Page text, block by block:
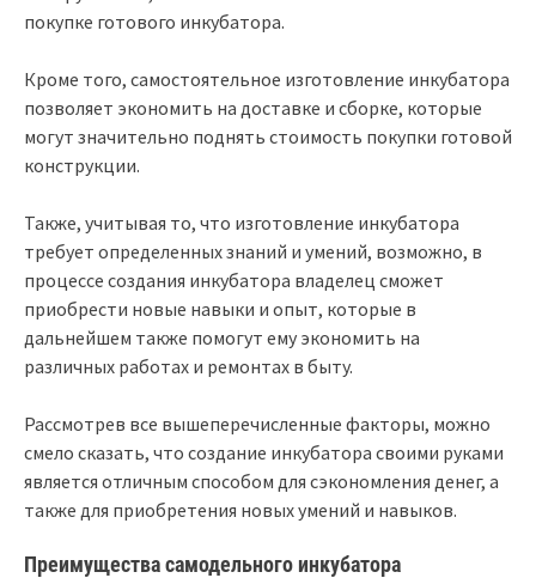
покупке готового инкубатора.
Кроме того, самостоятельное изготовление инкубатора
позволяет экономить на доставке и сборке, которые
могут значительно поднять стоимость покупки готовой
конструкции.
Также, учитывая то, что изготовление инкубатора
требует определенных знаний и умений, возможно, в
процессе создания инкубатора владелец сможет
приобрести новые навыки и опыт, которые в
дальнейшем также помогут ему экономить на
различных работах и ремонтах в быту.
Рассмотрев все вышеперечисленные факторы, можно
смело сказать, что создание инкубатора своими руками
является отличным способом для сэкономления денег, а
также для приобретения новых умений и навыков.
Преимущества самодельного инкубатора